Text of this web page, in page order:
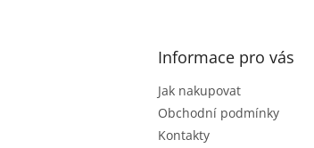
Informace pro vás
Jak nakupovat
Obchodní podmínky
Kontakty